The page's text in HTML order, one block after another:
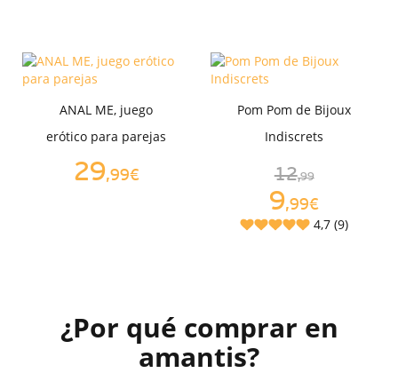
ANAL ME, juego
erótico para parejas
29,99€
Pom Pom de Bijoux
Indiscrets
12,99
9,99€
4,7 (9)
¿Por qué comprar en
amantis?